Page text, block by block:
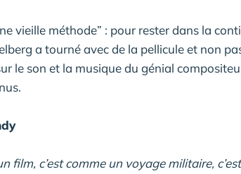
vieille méthode” : pour rester dans la
a tourné avec de la pellicule et non
le son et la musique du génial
film, c’est comme un voyage militaire,